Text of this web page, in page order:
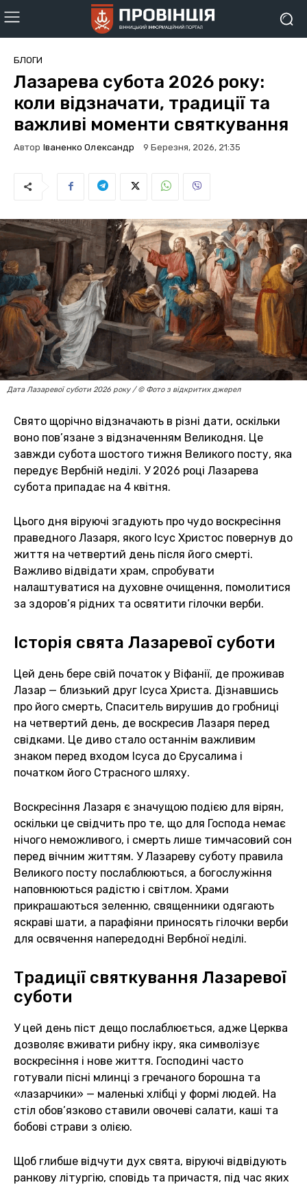
БЛОГИ
Лазарева субота 2026 року:
коли відзначати, традиції та
важливі моменти святкування
Автор Іваненко Олександр 9 Березня, 2026, 21:35
Дата Лазаревої суботи 2026 року / © Фото з відкритих джерел
Свято щорічно відзначають в різні дати, оскільки
воно пов’язане з відзначенням Великодня. Це
завжди субота шостого тижня Великого посту, яка
передує Вербній неділі. У 2026 році Лазарева
субота припадає на 4 квітня.
Цього дня віруючі згадують про чудо воскресіння
праведного Лазаря, якого Ісус Христос повернув до
життя на четвертий день після його смерті.
Важливо відвідати храм, спробувати
налаштуватися на духовне очищення, помолитися
за здоров’я рідних та освятити гілочки верби.
Історія свята Лазаревої суботи
Цей день бере свій початок у Віфанії, де проживав
Лазар — близький друг Ісуса Христа. Дізнавшись
про його смерть, Спаситель вирушив до гробниці
на четвертий день, де воскресив Лазаря перед
свідками. Це диво стало останнім важливим
знаком перед входом Ісуса до Єрусалима і
початком його Страсного шляху.
Воскресіння Лазаря є значущою подією для вірян,
оскільки це свідчить про те, що для Господа немає
нічого неможливого, і смерть лише тимчасовий сон
перед вічним життям. У Лазареву суботу правила
Великого посту послаблюються, а богослужіння
наповнюються радістю і світлом. Храми
прикрашаються зеленню, священники одягають
яскраві шати, а парафіяни приносять гілочки верби
для освячення напередодні Вербної неділі.
Традиції святкування Лазаревої
суботи
У цей день піст дещо послаблюється, адже Церква
дозволяє вживати рибну ікру, яка символізує
воскресіння і нове життя. Господині часто
готували пісні млинці з гречаного борошна та
«лазарчики» — маленькі хлібці у формі людей. На
стіл обов’язково ставили овочеві салати, каші та
бобові страви з олією.
Щоб глибше відчути дух свята, віруючі відвідують
ранкову літургію, сповідь та причастя, під час яких